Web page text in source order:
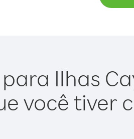
Ilhas
você tiver